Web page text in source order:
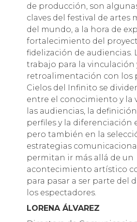
de producción, son
claves del festival de artes
del mundo, a la hora de
fortalecimiento del
fidelización de audiencias.
trabajo para la vinculación
retroalimentación con los
Cielos del Infinito se
entre el conocimiento y la
las audiencias, la
perfiles y la diferenciación
pero también en la
estrategias
permitan ir más allá de un
acontecimiento artístico
para pasar a ser parte del
los espectadores.
LORENA ÁLVAREZ